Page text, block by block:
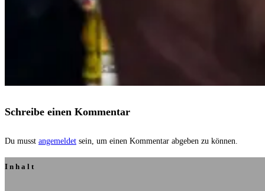
Schreibe einen Kommentar
Du musst angemeldet sein, um einen Kommentar abgeben zu können.
Inhalt